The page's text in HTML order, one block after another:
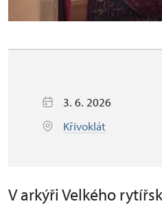
3. 6. 2026
Křivoklát
V arkýři Velkého